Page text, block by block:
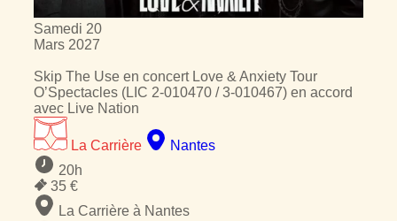
Samedi 20
Mars 2027
Skip The Use en concert Love & Anxiety Tour
O’Spectacles (LIC 2-010470 / 3-010467) en accord
avec Live Nation
La Carrière
Nantes
20h
35 €
La Carrière à Nantes